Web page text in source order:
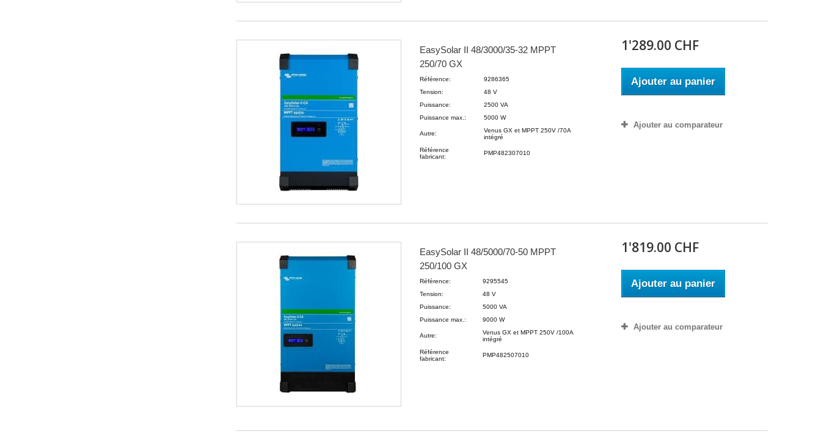
EasySolar II 48/3000/35-32 MPPT
250/70 GX
Référence:
9286365
Tension:
48 V
Puissance:
2500 VA
Puissance max.:
5000 W
Autre:
Venus GX et MPPT 250V /70A
intégré
Référence
fabricant:
PMP482307010
1'289.00 CHF
Ajouter au panier
Ajouter au comparateur
EasySolar II 48/5000/70-50 MPPT
250/100 GX
Référence:
9295545
Tension:
48 V
Puissance:
5000 VA
Puissance max.:
9000 W
Autre:
Venus GX et MPPT 250V /100A
intégré
Référence
fabricant:
PMP482507010
1'819.00 CHF
Ajouter au panier
Ajouter au comparateur